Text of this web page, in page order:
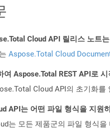
Cloud API 릴리스 노트
Aspose.Total Cloud
여 Aspose.Total REST API로
Cloud API의 초기화
API는 어떤 파일 형식을 지원
는 모든 제품군의 파일 형식을